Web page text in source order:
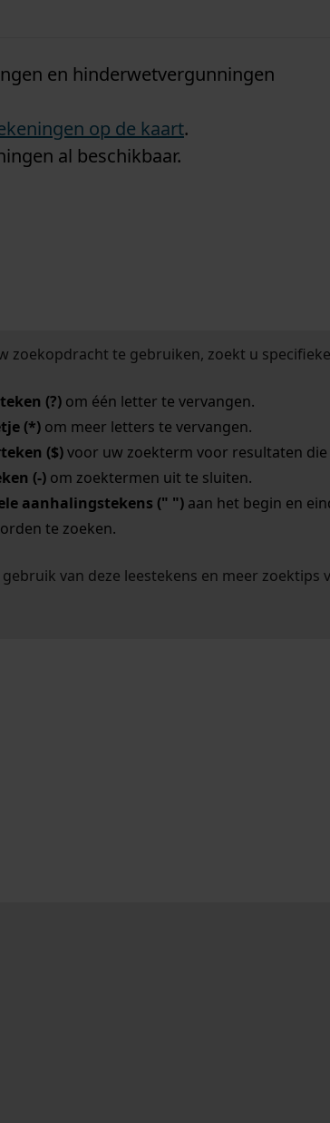
en hinderwetvergunningen
op de kaart.
al beschikbaar.
zoekopdracht te gebruiken, zoekt u
(?)om één letter te vervangen.
(*)om meer letters te vervangen.
($)voor uw zoekterm voor resultaten die
(-)om zoektermen uit te sluiten.
aanhalingstekens (" ")aan het begin en
te zoeken.
van deze leestekens en meer zoektips